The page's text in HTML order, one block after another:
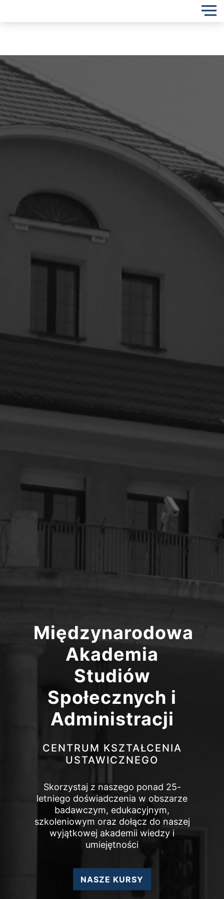
Międzynarodowa
Akademia
Studiów
Społecznych i
Administracji
CENTRUM KSZTAŁCENIA
USTAWICZNEGO
Skorzystaj z naszego ponad 25-
letniego doświadczenia w obszarze
badawczym, edukacyjnym,
szkoleniowym oraz dołącz do naszej
wyjątkowej akademii wiedzy i
umiejętności
NASZE KURSY